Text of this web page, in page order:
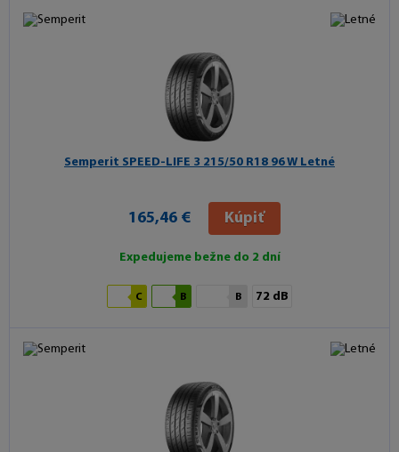
Semperit SPEED-LIFE 3 215/50 R18 96 W Letné
165,46 € Kúpiť
Expedujeme bežne do 2 dní
C B B 72 dB